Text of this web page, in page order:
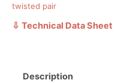
twisted pair
⇩ Technical Data Sheet
Description